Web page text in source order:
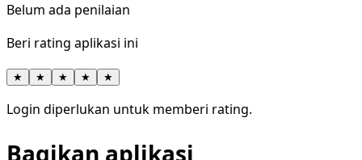
Belum ada penilaian
Beri rating aplikasi ini
★ ★ ★ ★ ★
Login diperlukan untuk memberi rating.
Bagikan aplikasi